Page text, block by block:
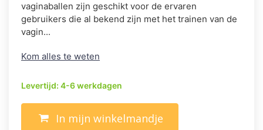
vaginaballen zijn geschikt voor de ervaren
gebruikers die al bekend zijn met het trainen van de
vagin...
Kom alles te weten
Levertijd: 4-6 werkdagen
In mijn winkelmandje